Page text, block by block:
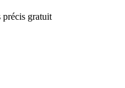
gratuit